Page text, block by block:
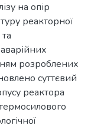
на опір
реакторної
розроблених
суттєвий
реактора